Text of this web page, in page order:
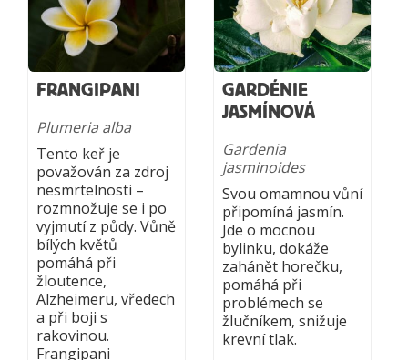
FRANGIPANI
Plumeria alba
Tento keř je
považován za zdroj
nesmrtelnosti –
rozmnožuje se i po
vyjmutí z půdy. Vůně
bílých květů
pomáhá při
žloutence,
Alzheimeru, vředech
a při boji s
rakovinou.
Frangipani
GARDÉNIE
JASMÍNOVÁ
Gardenia
jasminoides
Svou omamnou vůní
připomíná jasmín.
Jde o mocnou
bylinku, dokáže
zahánět horečku,
pomáhá při
problémech se
žlučníkem, snižuje
krevní tlak.